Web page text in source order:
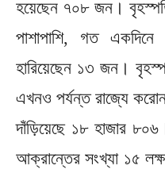
হয়েছেন ৭০৮ জন।
পাশাপাশি, গত
হারিয়েছেন ১৩ জন।
এখনও পর্যন্ত রাজ্যে
দাঁড়িয়েছে ১৮ হাজার
আক্রান্তের সংখ্যা ১৫